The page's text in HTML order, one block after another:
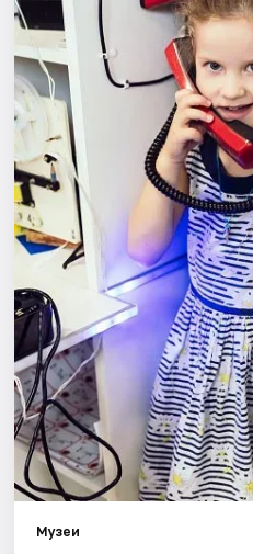
Спорт
События
Города
Площадки
Артисты
Рейтинги
Музеи